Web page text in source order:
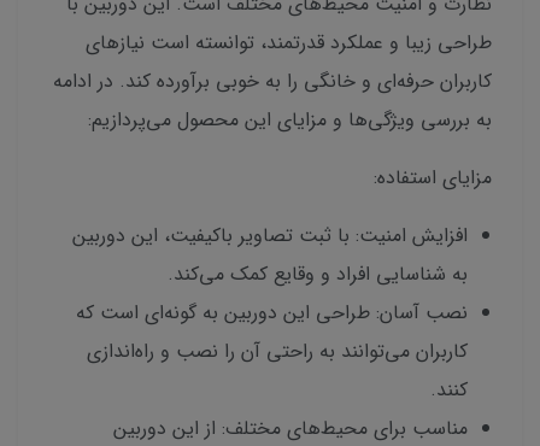
طراحی زیبا و عملکرد قدرتمند، توانسته است نیازهای
کاربران حرفه‌ای و خانگی را به خوبی برآورده کند. در ادامه
به بررسی ویژگی‌ها و مزایای این محصول می‌پردازیم:
مزایای استفاده:
افزایش امنیت: با ثبت تصاویر باکیفیت، این دوربین
به شناسایی افراد و وقایع کمک می‌کند.
نصب آسان: طراحی این دوربین به گونه‌ای است که
کاربران می‌توانند به راحتی آن را نصب و راه‌اندازی
کنند.
مناسب برای محیط‌های مختلف: از این دوربین